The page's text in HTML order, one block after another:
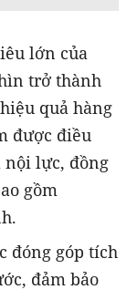
lớn của
trở thành
quả hàng
được điều
nội lực, đồng
gồm
đóng góp tích
đảm bảo